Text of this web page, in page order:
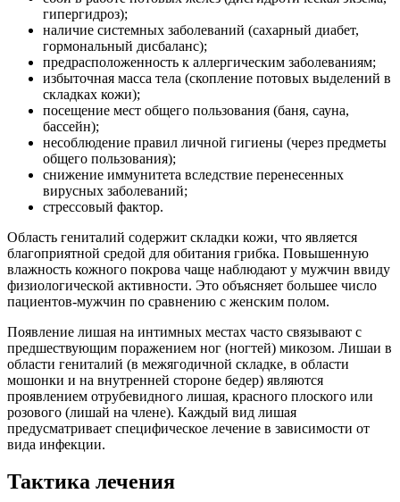
гипергидроз);
наличие системных заболеваний (сахарный диабет,
гормональный дисбаланс);
предрасположенность к аллергическим заболеваниям;
избыточная масса тела (скопление потовых выделений в
складках кожи);
посещение мест общего пользования (баня, сауна,
бассейн);
несоблюдение правил личной гигиены (через предметы
общего пользования);
снижение иммунитета вследствие перенесенных
вирусных заболеваний;
стрессовый фактор.
Область гениталий содержит складки кожи, что является
благоприятной средой для обитания грибка. Повышенную
влажность кожного покрова чаще наблюдают у мужчин ввиду
физиологической активности. Это объясняет большее число
пациентов-мужчин по сравнению с женским полом.
Появление лишая на интимных местах часто связывают с
предшествующим поражением ног (ногтей) микозом. Лишаи в
области гениталий (в межягодичной складке, в области
мошонки и на внутренней стороне бедер) являются
проявлением отрубевидного лишая, красного плоского или
розового (лишай на члене). Каждый вид лишая
предусматривает специфическое лечение в зависимости от
вида инфекции.
Тактика лечения